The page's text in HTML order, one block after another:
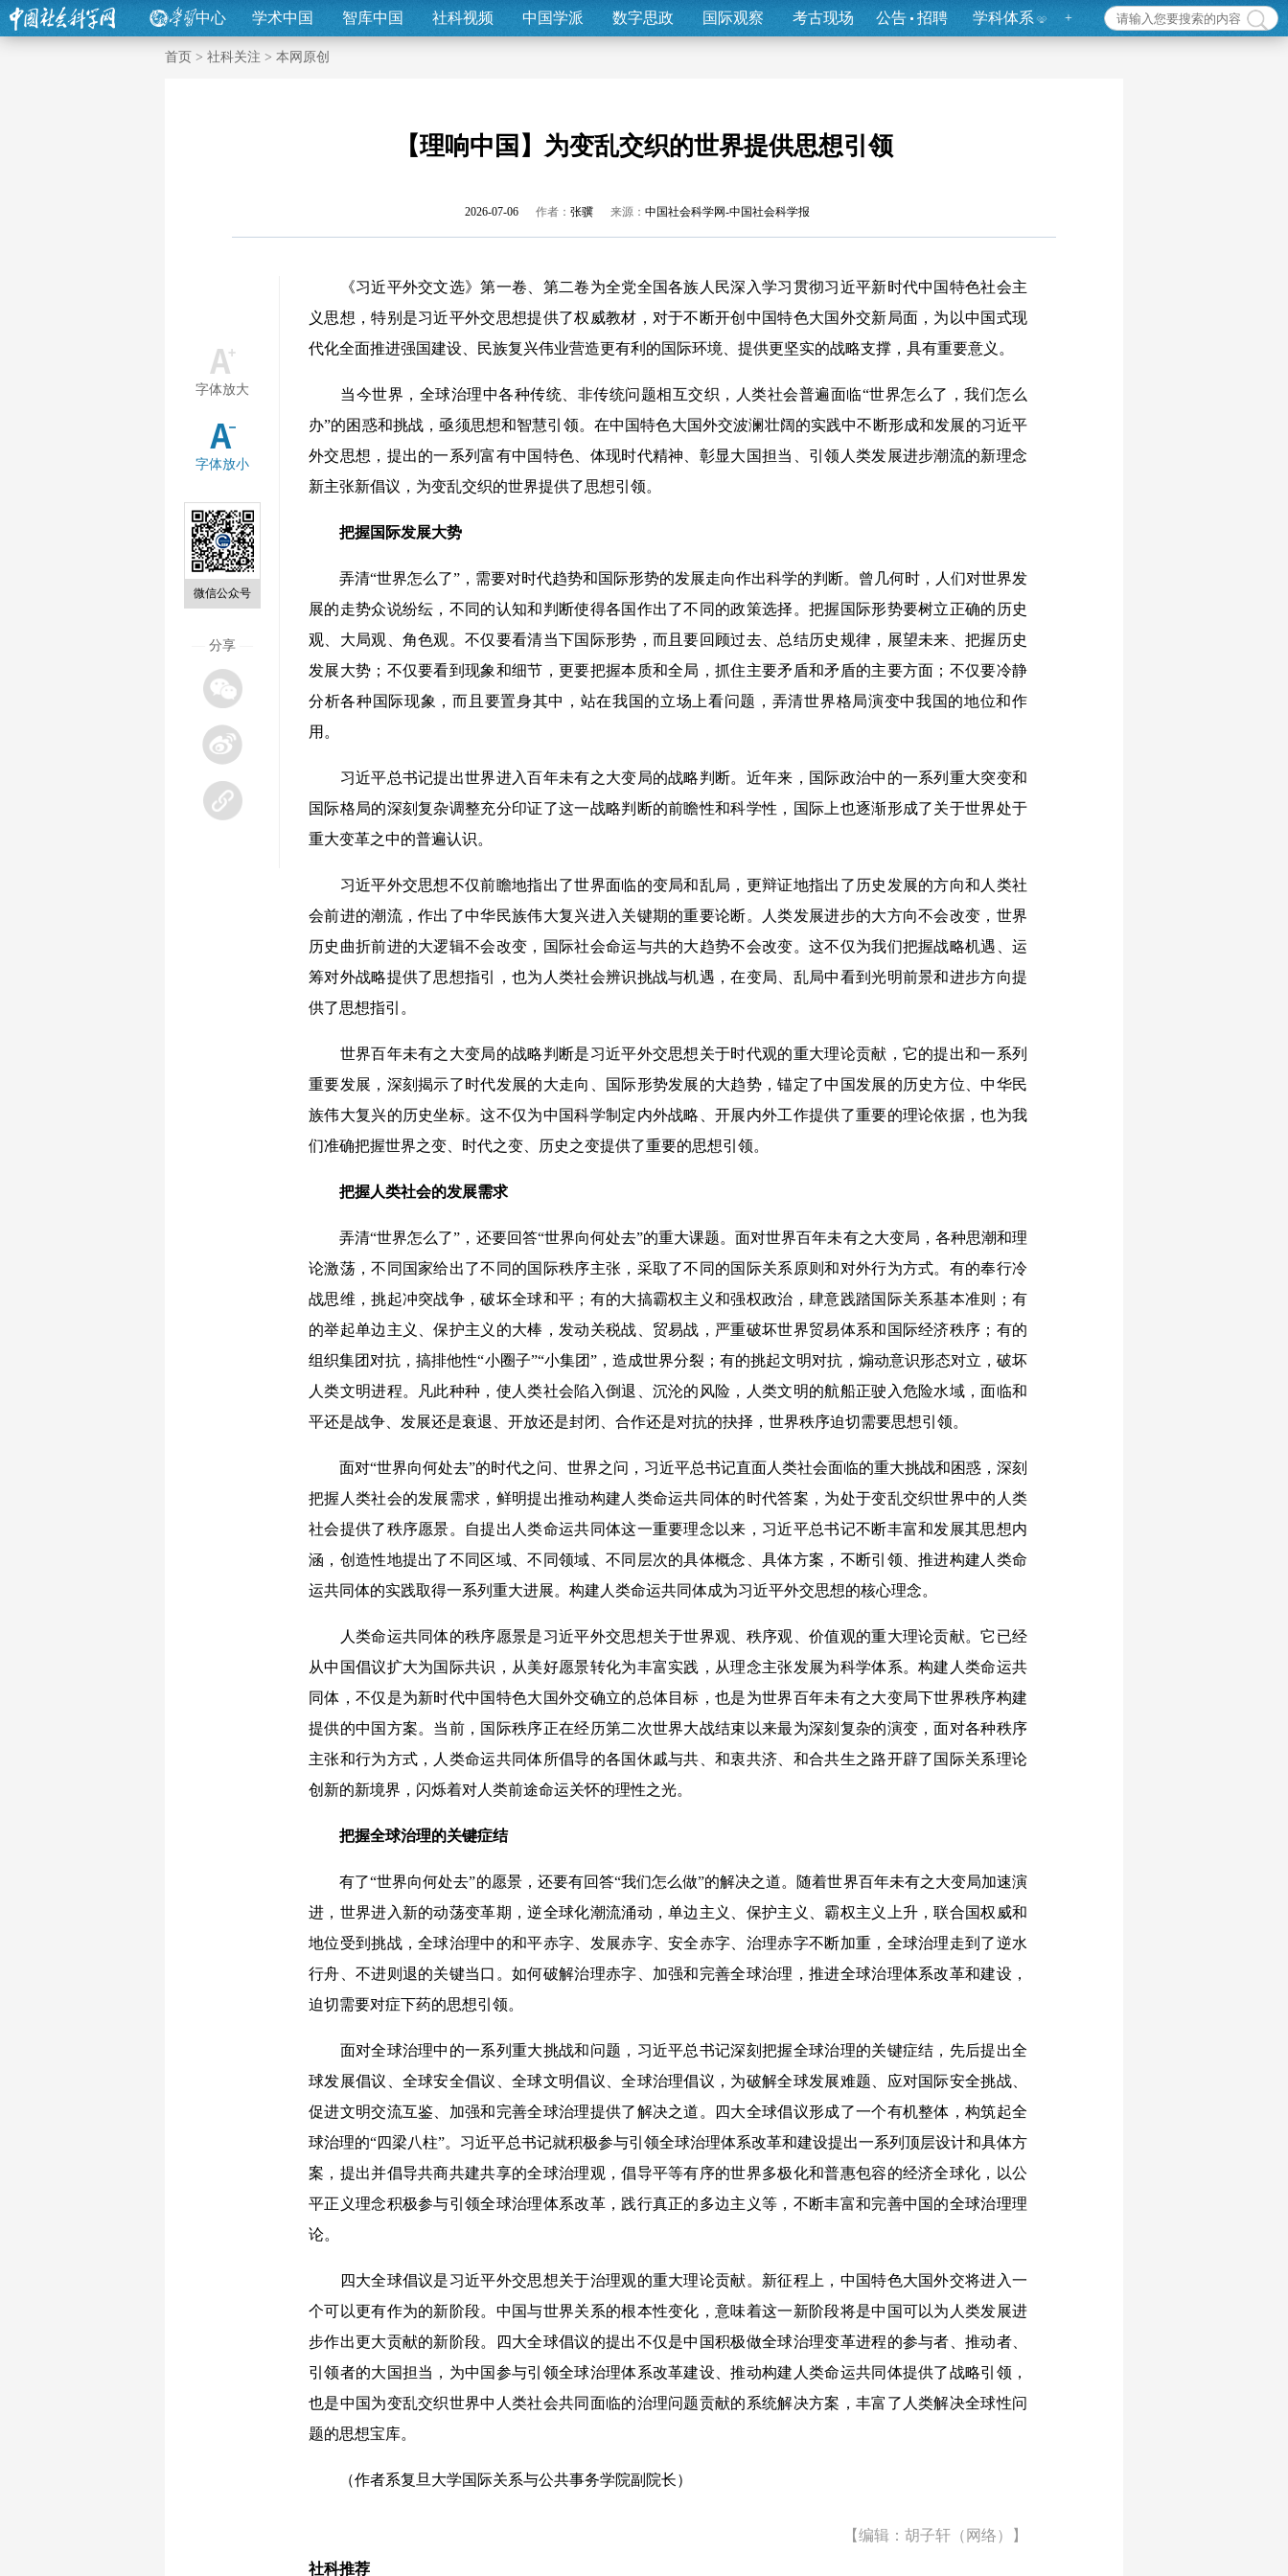
中心 学术中国 智库中国 社科视频 中国学派 数字思政 国际观察 考古现场 公告 招聘 学科体系 +
首页 > 社科关注 > 本网原创
【理响中国】为变乱交织的世界提供思想引领
2026-07-06 作者： 张骥 来源： 中国社会科学网-中国社会科学报
字体放大
字体放小
微信公众号
分享
《习近平外交文选》第一卷、第二卷为全党全国各族人民深入学习贯彻习近平新时代中国特色社会主
义思想，特别是习近平外交思想提供了权威教材，对于不断开创中国特色大国外交新局面，为以中国式现
代化全面推进强国建设、民族复兴伟业营造更有利的国际环境、提供更坚实的战略支撑，具有重要意义。
当今世界，全球治理中各种传统、非传统问题相互交织，人类社会普遍面临“世界怎么了，我们怎么
办”的困惑和挑战，亟须思想和智慧引领。在中国特色大国外交波澜壮阔的实践中不断形成和发展的习近平
外交思想，提出的一系列富有中国特色、体现时代精神、彰显大国担当、引领人类发展进步潮流的新理念
新主张新倡议，为变乱交织的世界提供了思想引领。
把握国际发展大势
弄清“世界怎么了”，需要对时代趋势和国际形势的发展走向作出科学的判断。曾几何时，人们对世界发
展的走势众说纷纭，不同的认知和判断使得各国作出了不同的政策选择。把握国际形势要树立正确的历史
观、大局观、角色观。不仅要看清当下国际形势，而且要回顾过去、总结历史规律，展望未来、把握历史
发展大势；不仅要看到现象和细节，更要把握本质和全局，抓住主要矛盾和矛盾的主要方面；不仅要冷静
分析各种国际现象，而且要置身其中，站在我国的立场上看问题，弄清世界格局演变中我国的地位和作
用。
习近平总书记提出世界进入百年未有之大变局的战略判断。近年来，国际政治中的一系列重大突变和
国际格局的深刻复杂调整充分印证了这一战略判断的前瞻性和科学性，国际上也逐渐形成了关于世界处于
重大变革之中的普遍认识。
习近平外交思想不仅前瞻地指出了世界面临的变局和乱局，更辩证地指出了历史发展的方向和人类社
会前进的潮流，作出了中华民族伟大复兴进入关键期的重要论断。人类发展进步的大方向不会改变，世界
历史曲折前进的大逻辑不会改变，国际社会命运与共的大趋势不会改变。这不仅为我们把握战略机遇、运
筹对外战略提供了思想指引，也为人类社会辨识挑战与机遇，在变局、乱局中看到光明前景和进步方向提
供了思想指引。
世界百年未有之大变局的战略判断是习近平外交思想关于时代观的重大理论贡献，它的提出和一系列
重要发展，深刻揭示了时代发展的大走向、国际形势发展的大趋势，锚定了中国发展的历史方位、中华民
族伟大复兴的历史坐标。这不仅为中国科学制定内外战略、开展内外工作提供了重要的理论依据，也为我
们准确把握世界之变、时代之变、历史之变提供了重要的思想引领。
把握人类社会的发展需求
弄清“世界怎么了”，还要回答“世界向何处去”的重大课题。面对世界百年未有之大变局，各种思潮和理
论激荡，不同国家给出了不同的国际秩序主张，采取了不同的国际关系原则和对外行为方式。有的奉行冷
战思维，挑起冲突战争，破坏全球和平；有的大搞霸权主义和强权政治，肆意践踏国际关系基本准则；有
的举起单边主义、保护主义的大棒，发动关税战、贸易战，严重破坏世界贸易体系和国际经济秩序；有的
组织集团对抗，搞排他性“小圈子”“小集团”，造成世界分裂；有的挑起文明对抗，煽动意识形态对立，破坏
人类文明进程。凡此种种，使人类社会陷入倒退、沉沦的风险，人类文明的航船正驶入危险水域，面临和
平还是战争、发展还是衰退、开放还是封闭、合作还是对抗的抉择，世界秩序迫切需要思想引领。
面对“世界向何处去”的时代之问、世界之问，习近平总书记直面人类社会面临的重大挑战和困惑，深刻
把握人类社会的发展需求，鲜明提出推动构建人类命运共同体的时代答案，为处于变乱交织世界中的人类
社会提供了秩序愿景。自提出人类命运共同体这一重要理念以来，习近平总书记不断丰富和发展其思想内
涵，创造性地提出了不同区域、不同领域、不同层次的具体概念、具体方案，不断引领、推进构建人类命
运共同体的实践取得一系列重大进展。构建人类命运共同体成为习近平外交思想的核心理念。
人类命运共同体的秩序愿景是习近平外交思想关于世界观、秩序观、价值观的重大理论贡献。它已经
从中国倡议扩大为国际共识，从美好愿景转化为丰富实践，从理念主张发展为科学体系。构建人类命运共
同体，不仅是为新时代中国特色大国外交确立的总体目标，也是为世界百年未有之大变局下世界秩序构建
提供的中国方案。当前，国际秩序正在经历第二次世界大战结束以来最为深刻复杂的演变，面对各种秩序
主张和行为方式，人类命运共同体所倡导的各国休戚与共、和衷共济、和合共生之路开辟了国际关系理论
创新的新境界，闪烁着对人类前途命运关怀的理性之光。
把握全球治理的关键症结
有了“世界向何处去”的愿景，还要有回答“我们怎么做”的解决之道。随着世界百年未有之大变局加速演
进，世界进入新的动荡变革期，逆全球化潮流涌动，单边主义、保护主义、霸权主义上升，联合国权威和
地位受到挑战，全球治理中的和平赤字、发展赤字、安全赤字、治理赤字不断加重，全球治理走到了逆水
行舟、不进则退的关键当口。如何破解治理赤字、加强和完善全球治理，推进全球治理体系改革和建设，
迫切需要对症下药的思想引领。
面对全球治理中的一系列重大挑战和问题，习近平总书记深刻把握全球治理的关键症结，先后提出全
球发展倡议、全球安全倡议、全球文明倡议、全球治理倡议，为破解全球发展难题、应对国际安全挑战、
促进文明交流互鉴、加强和完善全球治理提供了解决之道。四大全球倡议形成了一个有机整体，构筑起全
球治理的“四梁八柱”。习近平总书记就积极参与引领全球治理体系改革和建设提出一系列顶层设计和具体方
案，提出并倡导共商共建共享的全球治理观，倡导平等有序的世界多极化和普惠包容的经济全球化，以公
平正义理念积极参与引领全球治理体系改革，践行真正的多边主义等，不断丰富和完善中国的全球治理理
论。
四大全球倡议是习近平外交思想关于治理观的重大理论贡献。新征程上，中国特色大国外交将进入一
个可以更有作为的新阶段。中国与世界关系的根本性变化，意味着这一新阶段将是中国可以为人类发展进
步作出更大贡献的新阶段。四大全球倡议的提出不仅是中国积极做全球治理变革进程的参与者、推动者、
引领者的大国担当，为中国参与引领全球治理体系改革建设、推动构建人类命运共同体提供了战略引领，
也是中国为变乱交织世界中人类社会共同面临的治理问题贡献的系统解决方案，丰富了人类解决全球性问
题的思想宝库。
（作者系复旦大学国际关系与公共事务学院副院长）
【编辑：胡子轩（网络）】
社科推荐